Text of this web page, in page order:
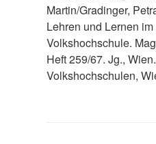
Martin/Gradinger,
Lehren und Lernen
Volkshochschule.
Heft 259/67. Jg.,
Volkshochschulen,